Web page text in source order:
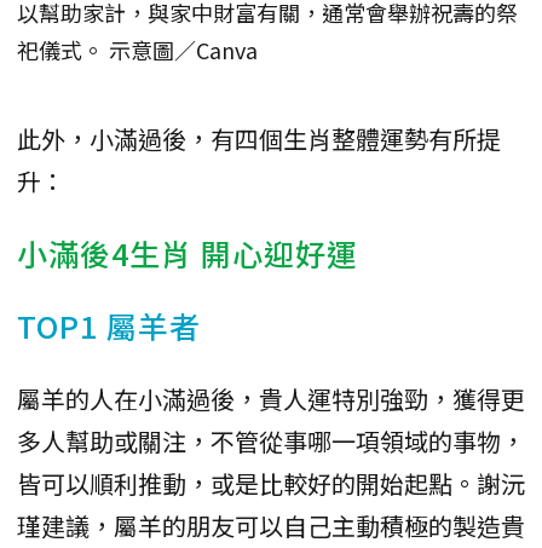
以幫助家計，與家中財富有關，通常會舉辦祝壽的祭
祀儀式。 示意圖／Canva
此外，小滿過後，有四個生肖整體運勢有所提
升：
小滿後4生肖 開心迎好運
TOP1 屬羊者
屬羊的人在小滿過後，貴人運特別強勁，獲得更
多人幫助或關注，不管從事哪一項領域的事物，
皆可以順利推動，或是比較好的開始起點。謝沅
瑾建議，屬羊的朋友可以自己主動積極的製造貴